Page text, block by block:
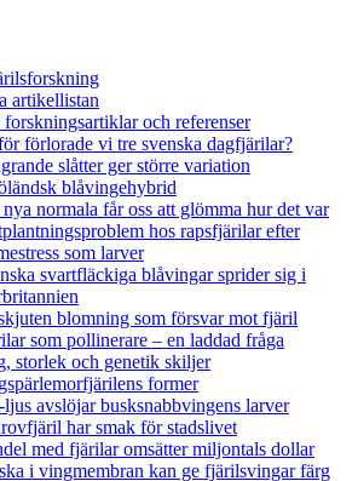
artikellistan
och referenser
förlorade vi tre svenska dagfjärilar?
slåtter ger större variation
blåvingehybrid
normala får oss att glömma hur det var
hos rapsfjärilar efter
som larver
svartfläckiga blåvingar sprider sig i
blomning som försvar mot fjäril
som pollinerare – en laddad fråga
storlek och genetik skiljer
former
avslöjar busksnabbvingens larver
har smak för stadslivet
med fjärilar omsätter miljontals dollar
i vingmembran kan ge fjärilsvingar färg